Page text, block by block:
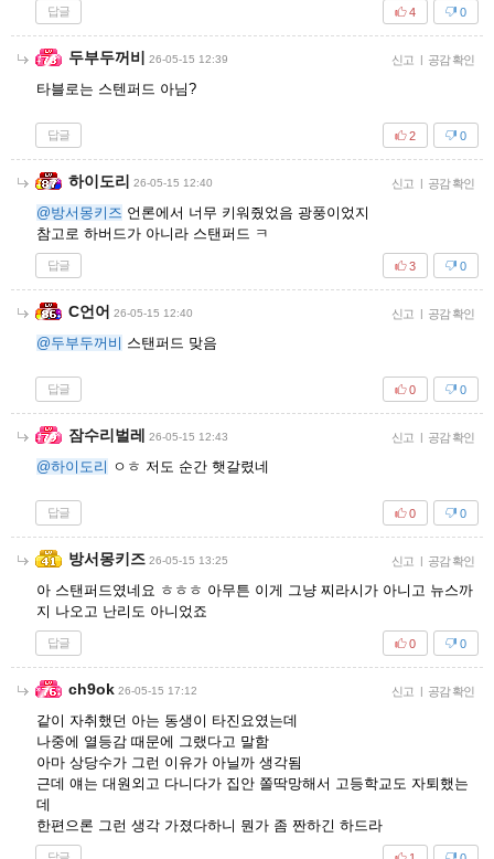
답글 0
4
두부두꺼비 26-05-15 12:39 신고 | 공감 확인
타블로는 스텐퍼드 아님?
답글 0
2
하이도리 26-05-15 12:40 신고 | 공감 확인
@방서몽키즈 언론에서 너무 키워줬었음 광풍이었지
참고로 하버드가 아니라 스탠퍼드 ㅋ
답글 0
3
C언어 26-05-15 12:40 신고 | 공감 확인
@두부두꺼비 스탠퍼드 맞음
답글 0
0
잠수리벌레 26-05-15 12:43 신고 | 공감 확인
@하이도리 ㅇㅎ 저도 순간 햇갈렸네
답글 0
0
방서몽키즈 26-05-15 13:25 신고 | 공감 확인
아 스탠퍼드였네요 ㅎㅎㅎ 아무튼 이게 그냥 찌라시가 아니고 뉴스까
지 나오고 난리도 아니었죠
답글 0
0
ch9ok 26-05-15 17:12 신고 | 공감 확인
같이 자취했던 아는 동생이 타진요였는데
나중에 열등감 때문에 그랬다고 말함
아마 상당수가 그런 이유가 아닐까 생각됨
근데 얘는 대원외고 다니다가 집안 쫄딱망해서 고등학교도 자퇴했는
데
한편으론 그런 생각 가졌다하니 뭔가 좀 짠하긴 하드라